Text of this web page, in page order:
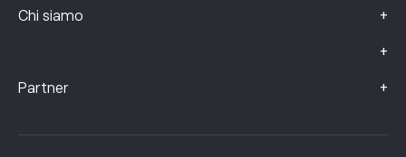
Chi siamo +
+
Partner +